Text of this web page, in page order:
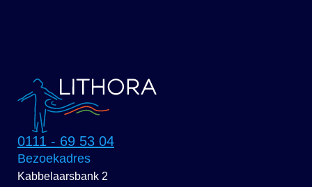
0111 - 69 53 04
Bezoekadres
Kabbelaarsbank 2